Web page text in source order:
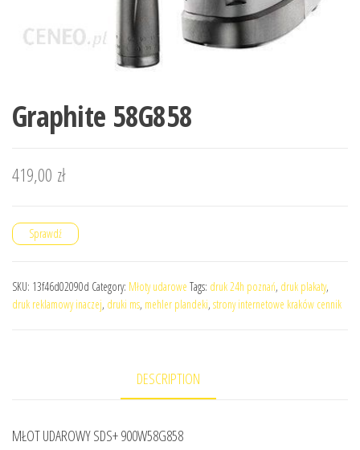
Graphite 58G858
419,00 zł
Sprawdź
SKU: 13f46d02090d Category: Młoty udarowe Tags: druk 24h poznań, druk plakaty,
druk reklamowy inaczej, druki ms, mehler plandeki, strony internetowe kraków cennik
DESCRIPTION
MŁOT UDAROWY SDS+ 900W58G858